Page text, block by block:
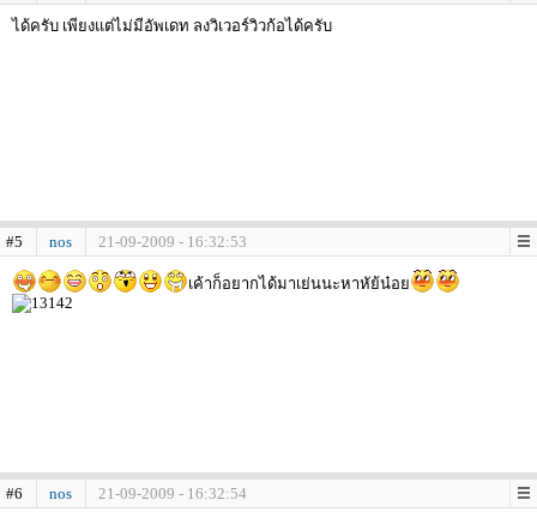
ได้ครับ เพียงแต่ไม่มีอัพเดท ลงวิเวอร์วิวก้อได้ครับ
#5 nos 21-09-2009 - 16:32:53
เค้าก็อยากได้มาเย่นนะหาหัย้น๋อย
#6 nos 21-09-2009 - 16:32:54